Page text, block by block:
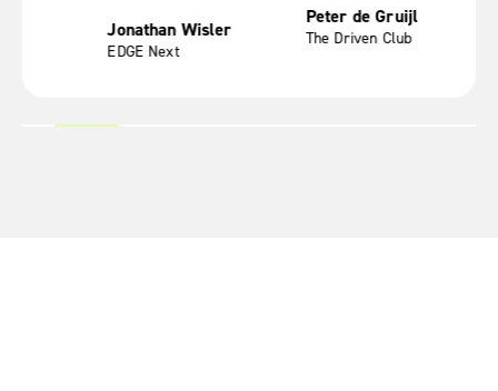
The Driven Club Freek Diets